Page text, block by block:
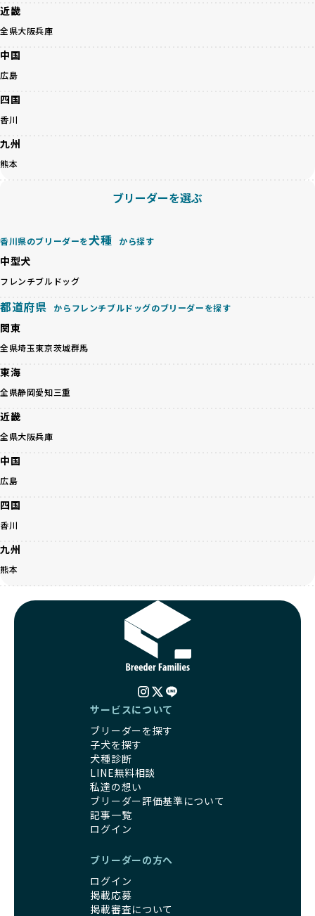
「BreederFamilesのワンちゃんに優しい18の評価基準」は
こちら
BreederFamiliesでは、すべてのブリーダーを書類審査、直
接のヒアリング、現地確認を通じて厳しく評価しています。
ーダー自身の理念や姿勢までも丁寧に確認しています。
さらに、こうした評価結果は透明性を持って公開されている
だけます。
徹底した透明性こそが、BreederFamiliesの大きな特徴で
BreederFamiliesは、ペット業界が抱える命の大量生産・大
題に真摯に向き合っています。優良ブリーダーとの直接取引
を促進することで、無駄な命の消費を減らし、命を大切にす
る社会の実現を目指しています。
さらに、売上の一部を保護団体や保護団体を支援する公益法
の取り組みが不十分であることを理由に寄付を断られる中、
BreederFamiliesはその姿勢が評価され、寄付が実現してい
ます。この活動により、保護が必要なワンちゃんの救済や保
護活動の支援にも貢献しています。
BreederFamiliesのこうした取り組みは、目の前の子犬だけ
でなく、すべてのワンちゃんに優しい未来を創るための大き
な一歩です。ユーザーの皆さんがBreederFamiliesを通じて
子犬をお迎えすることで、こうした社会貢献活動を間接的に
支えることができます。
BreederFamiliesに登録されているブリーダーは、子犬が心
身ともに健康に育つための環境づくりに全力を注いでいま
す。
遺伝的なリスクを最小限に抑えた繁殖計画、栄養バランスが
考えられた食事、子犬がのびのびと動ける適度な運動環境、
さらに獣医師と連携した健康管理まで徹底しています。
その結果、BreederFamiliesを通じてお迎えする子犬は、元
気で健康なスタートを切れることが大きな魅力です。
子犬の社会性は、家庭でのしつけをスムーズにする重要なポ
イントです。BreederFamiliesのブリーダーは、母犬や兄弟
犬、人との触れ合いの時間をしっかり確保し、子犬が自然に
コミュニケーション能力を身につけられるよう育てていま
家庭に迎えたその日から、すでに社会性の基盤ができている
ため、新しい環境にもスムーズに適応できます。
BreederFamiliesのブリーダーは、犬種に関する豊富な知識
理やしつけ、生活スタイルに合わせた育て方について、丁寧
なアドバイスを受けられます。「この犬種ならではの特徴
は？」「食事はどうしたらいい？」など、疑問や悩みがあれ
ば、専門的な視点から解決のヒントをもらえるのも安心でき
るポイントです。
BreederFamiliesでは、すべてのブリーダーが厳しい基準を
クリアした方々だけです。運営チームがブリーダーに直接ヒ
アリングを行い、現地確認を経て透明性の高い情報を公開し
これにより、ユーザーは見た目だけでなく、育成環境や健康
管理体制、社会性の取り組みといった客観的なデータを基に
安心して子犬を選ぶことができます。
子犬のお迎えまでのやりとりに不安を感じる方も多いかもし
ペットショップやペットオークションは、流通過程でワンち
られるなど、心身に大きな負担がかかります。このような環
境は、ストレスや感染リスクを増大させるだけでなく、ワン
があります。
優良ブリーダーは、ワンちゃんの健康と幸せを第一に考え、
ことを大切にしています。また、彼らはお迎え先を自身で確
認し、ワンちゃんが安心して暮らせる環境を整えるために直
一方で、営利優先ブリーダーは、広範囲に販売するためにペ
近年、「小さくて可愛い」「珍しい毛色」という見た目の特
徴が人気を集め、高値で取引されることが多くなっていま
す。しかし、こうした特徴には健康リスクが伴う場合が少な
くありません。極小サイズは骨や心臓に負担がかかりやす
く、レアカラーには遺伝疾患のリスクが高まることがありま
営利優先ブリーダーは、このような流行や需要に応じて無理
な繁殖を行いがちです。小柄な母犬を繁殖に多用して体に負
ど、健康を犠牲にした管理がされることもあります。このよ
うな方法では、ワンちゃんの免疫力や体力が低下し、飼い主
ます。
優良ブリーダーは、こうした流行に流されず、ワンちゃんの
カラーの子犬を販売する場合は、健康リスクを十分に理解
し、飼い主にそのリスクについて丁寧に説明しています。食
ワンちゃんの健康を第一にした繁殖を心がけています。
「見た目以上に健康重視」の詳細はこちら
引退犬とは、繁殖期を終えたワンちゃんたちのことを指しま
す。
優良ブリーダーは、引退犬も家族の一員として、彼らの幸せ
を願っています。よって、引退後も自宅で飼育を続けるか、
信頼できる相手に譲渡するなど、ワンちゃんが幸せに暮らせ
一方、営利優先ブリーダーは引退犬を「コスト」として考
え、早く手放すことを考えます。場合によっては、悪徳保護
団体に引き渡されることもあり、ワンちゃんの生活が不安定
になる可能性が高まります。
引退犬に対する扱いがどうなっているかも、優良ブリーダー
を見分けるポイントとなります。
「引退犬も大切に」の詳細はこちら
社会化とは、ワンちゃんが人間や他の犬、日常の環境にスム
ーズに適応できるようにするプロセスです。ワンちゃんの社
会化は、生後3週間から12週間頃の「社会化期」と呼ばれる
時期が特に重要です。この期間は、ブリーダーが飼育してい
る時期と重なるため、ワンちゃんが人や他の犬、家庭環境に
対して適応力を高めるための基礎を築く貴重な機会となりま
優良ブリーダーは、母犬との愛情ある触れ合いや、兄弟犬や
他の犬との遊び、人や日常的な家庭環境への慣れを促すこと
で社会化を進めています。これにより、新しい家族に迎えら
れた後もストレスなく過ごせるようサポートします。
近畿
全県大阪兵庫
中国
広島
四国
香川
九州
熊本
ブリーダーを選ぶ
香川県のブリーダーを犬種 から探す
中型犬
フレンチブルドッグ
都道府県 からフレンチブルドッグのブリーダーを探す
関東
全県埼玉東京茨城群馬
東海
全県静岡愛知三重
近畿
全県大阪兵庫
中国
広島
四国
香川
九州
熊本
サービスについて
ブリーダーを探す
子犬を探す
犬種診断
LINE無料相談
私達の想い
ブリーダー評価基準について
記事一覧
ログイン
ブリーダーの方へ
ログイン
掲載応募
掲載審査について